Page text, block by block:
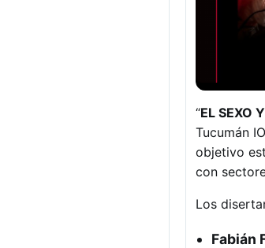
“EL SEXO
Tucumán
objetivo
con
Los
Fabián